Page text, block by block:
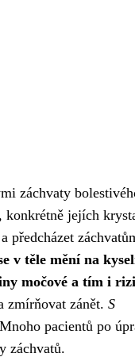
záchvaty
konkrétně jejích
předcházet
v těle mění na
močové a tím i
zmírňovat zánět. S
Mnoho pacientů po
záchvatů.